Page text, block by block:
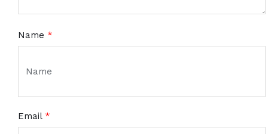
Name *
Email *